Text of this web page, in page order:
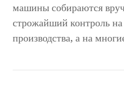
машины собираются
строжайший контроль
производства, а на